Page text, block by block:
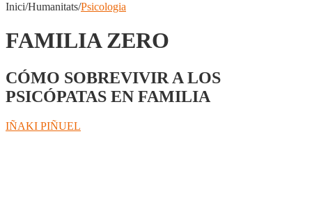
Inici/Humanitats/Psicologia
FAMILIA ZERO
CÓMO SOBREVIVIR A LOS
PSICÓPATAS EN FAMILIA
IÑAKI PIÑUEL